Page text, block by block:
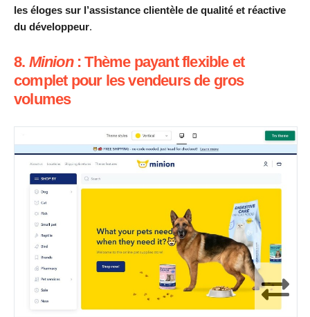
les éloges sur l’assistance clientèle de qualité et réactive
du développeur.
8. Minion: Thème payant flexible et
complet pour les vendeurs de gros
volumes